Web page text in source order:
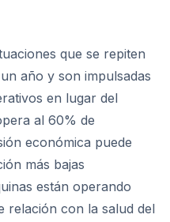
que se repiten
año y son impulsadas
en lugar del
al 60% de
económica puede
más bajas
están operando
relación con la salud del